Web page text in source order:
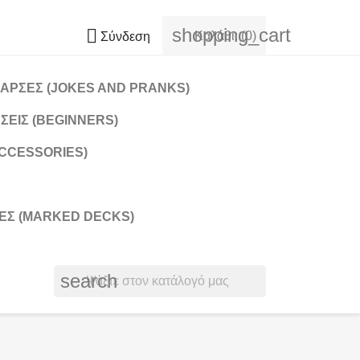
 Σύνδεση shopping_cart
Καλάθι: (0)
(JOKES AND PRANKS)
(BEGINNERS)
(MARKED DECKS)
search